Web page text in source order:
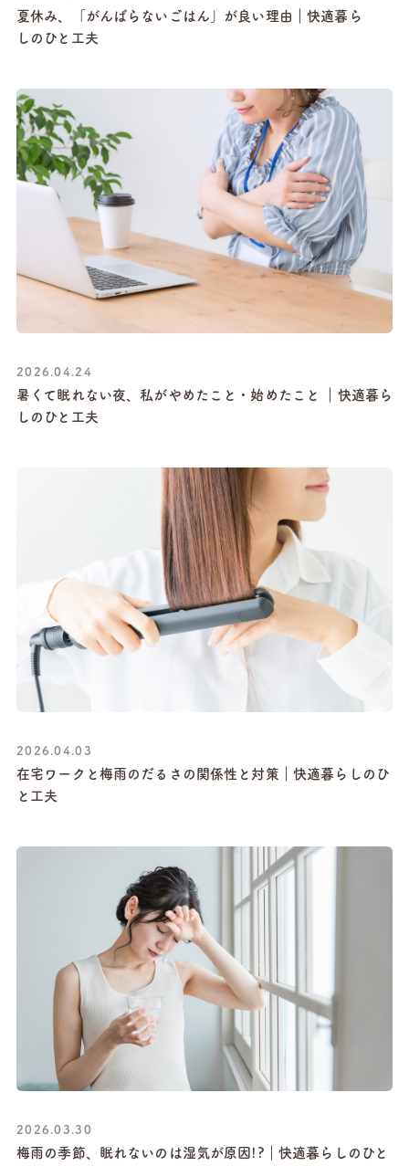
夏休み、「がんばらないごはん」が良い理由｜快適暮ら
しのひと工夫
2026.04.24
暑くて眠れない夜、私がやめたこと・始めたこと ｜快適暮ら
しのひと工夫
2026.04.03
在宅ワークと梅雨のだるさの関係性と対策｜快適暮らしのひ
と工夫
2026.03.30
梅雨の季節、眠れないのは湿気が原因!?｜快適暮らしのひと